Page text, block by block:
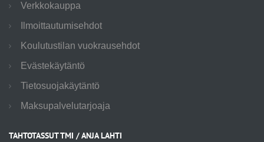
Verkkokauppa
Ilmoittautumisehdot
Koulutustilan vuokrausehdot
Evästekäytäntö
Tietosuojakäytäntö
Maksupalvelutarjoaja
TAHTOTASSUT TMI / ANJA LAHTI